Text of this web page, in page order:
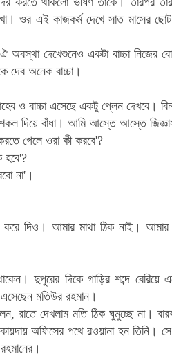
ওর এই কাজকর্ম দেখে সাত মাসের
দেখেশুনেও একটা বাচ্চা নিজের
দেব অনেক বাচ্চা।
ও বাচ্চা এসেছে একটু প্লেন দেখবে।
দিয়ে বাঁধা। আমি আস্তে আস্তে
গেলে ওরা কী করবে'?
হবে'?
না'।
দিও। আমার মাথা ঠিক নাই। আমার
দুপুরের দিকে গাড়ির শব্দে বেরিয়ে
মতিউর রহমান।
রাতে দেখলাম মতি ঠিক ঘুমুচ্ছে না।
অফিসের পথে রওয়ানা হন তিনি। সে